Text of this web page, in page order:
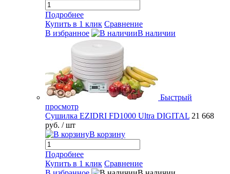
Подробнее
Купить в 1 клик Сравнение
В избранное
В наличии
Быстрый
просмотр
Сушилка EZIDRI FD1000 Ultra DIGITAL 21 668
руб. / шт
В корзину
Подробнее
Купить в 1 клик Сравнение